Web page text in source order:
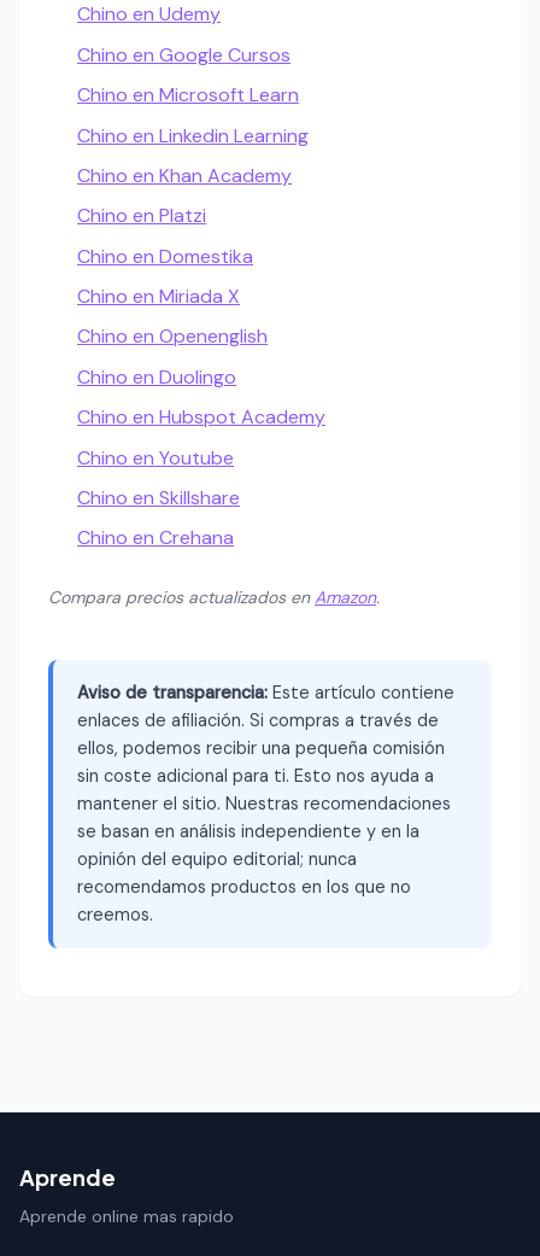
Chino en Udemy
Chino en Google Cursos
Chino en Microsoft Learn
Chino en Linkedin Learning
Chino en Khan Academy
Chino en Platzi
Chino en Domestika
Chino en Miriada X
Chino en Openenglish
Chino en Duolingo
Chino en Hubspot Academy
Chino en Youtube
Chino en Skillshare
Chino en Crehana
Compara precios actualizados enAmazon.
Aviso de transparencia: Este artículo contiene
enlaces de afiliación. Si compras a través de
ellos, podemos recibir una pequeña comisión
sin coste adicional para ti. Esto nos ayuda a
mantener el sitio. Nuestras recomendaciones
se basan en análisis independiente y en la
opinión del equipo editorial; nunca
recomendamos productos en los que no
creemos.
Aprende
Aprende online mas rapido